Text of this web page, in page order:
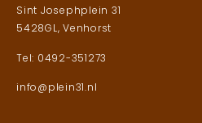
Sint Josephplein 31
5428GL, Venhorst
Tel: 0492-351273
info@plein31.nl